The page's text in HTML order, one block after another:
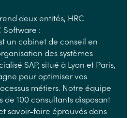
deux entités, HRC
Software :
un cabinet de conseil en
des systèmes
SAP, situé à Lyon et Paris,
pour optimiser vos
métiers. Notre équipe
de 100 consultants disposant
savoir-faire éprouvés dans